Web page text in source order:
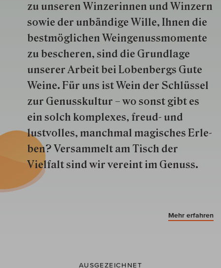
zu unseren Win­zer­innen und Win­zern
so­wie der un­bän­dige Wille, Ihnen die
best­mög­lich­en Wein­genuss­momente
zu besche­ren, sind die Grund­lage
unserer Arbeit bei Lobenbergs Gute
Weine. Für uns ist Wein der Schlüs­sel
zur Genuss­kultur – wo sonst gibt es
ein solch kom­plexes, freud- und
lustvolles, manchmal ma­gisch­es Er­le­
ben? Versammelt am Tisch der
Vielfalt sind wir ver­eint im Genuss.
Mehr erfahren
AUSGEZEICHNET